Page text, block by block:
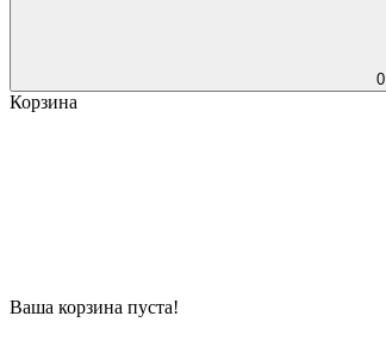
0
Корзина
Ваша корзина пуста!